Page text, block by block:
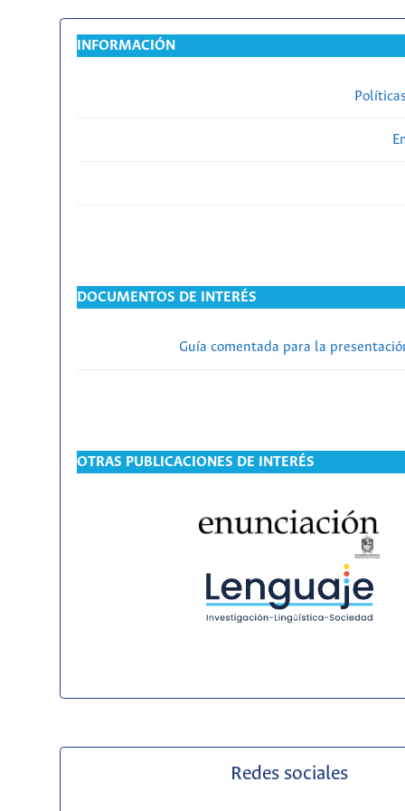
INFORMACIÓN
DOCUMENTOS DE INTERÉS
Guía comentada para la
OTRAS PUBLICACIONES DE INTERÉS
Redes sociales